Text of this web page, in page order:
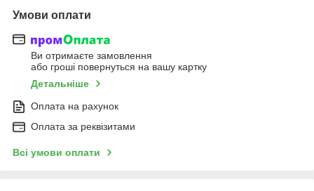
Умови оплати
Ви отримаєте замовлення
або гроші повернуться на вашу картку
Детальніше
Оплата на рахунок
Оплата за реквізитами
Всі умови оплати